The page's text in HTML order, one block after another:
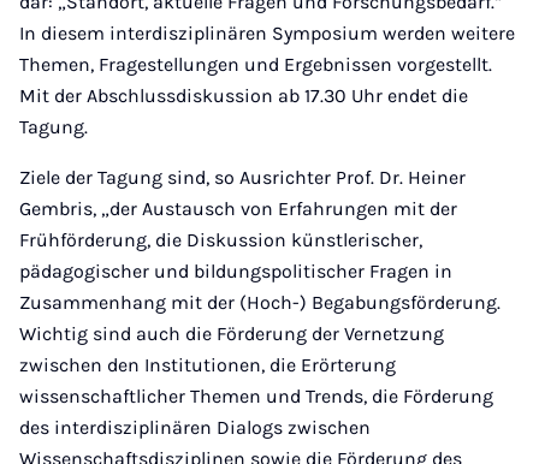
In diesem interdisziplinären Symposium werden weitere
Themen, Fragestellungen und Ergebnissen vorgestellt.
Mit der Abschlussdiskussion ab 17.30 Uhr endet die
Tagung.
Ziele der Tagung sind, so Ausrichter Prof. Dr. Heiner
Gembris, „der Austausch von Erfahrungen mit der
Frühförderung, die Diskussion künstlerischer,
pädagogischer und bildungspolitischer Fragen in
Zusammenhang mit der (Hoch-) Begabungsförderung.
Wichtig sind auch die Förderung der Vernetzung
zwischen den Institutionen, die Erörterung
wissenschaftlicher Themen und Trends, die Förderung
des interdisziplinären Dialogs zwischen
Wissenschaftsdisziplinen sowie die Förderung des